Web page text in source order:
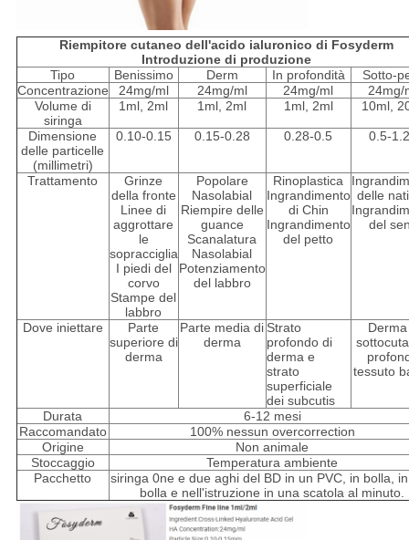
Riempitore cutaneo dell'acido ialuronico di Fosyderm
Introduzione di produzione
Tipo
Benissimo Derm In profondità
Sotto-
Concentrazione
24mg/ml 24mg/ml 24mg/ml
24mg/
Volume di
siringa
1ml, 2ml 1ml, 2ml 1ml, 2ml 10ml,
Dimensione
delle particelle
(millimetri)
0.10-0.15 0.15-0.28 0.28-0.5 0.5-
Trattamento
Grinze
della fronte
Linee di
aggrottare
le
sopracciglia
I piedi del
corvo
Stampe del
labbro
Popolare
Nasolabial
Riempire delle
guance
Scanalatura
Nasolabial
Potenziamento
del labbro
Rinoplastica
Ingrandimento
di Chin
Ingrandimento
del petto
delle
del
Dove iniettare
Parte
superiore di
derma
Parte media di
derma
Strato
profondo di
derma e
strato
superficiale
dei subcutis
tessuto
Durata
6-12 mesi
Raccomandato
100% nessun overcorrection
Origine
Non animale
Stoccaggio
Temperatura ambiente
Pacchetto
siringa 0ne e due aghi del BD in un PVC, in bolla,
bolla e nell'istruzione in una scatola al minuto.